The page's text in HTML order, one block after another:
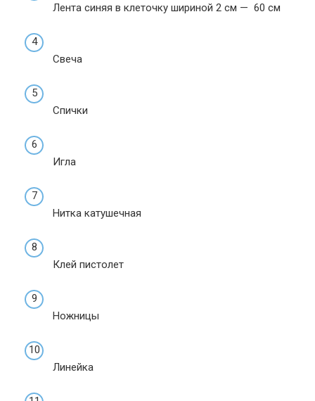
Лента синяя в клеточку шириной 2 см — 60 см
Свеча
Спички
Игла
Нитка катушечная
Клей пистолет
Ножницы
Линейка